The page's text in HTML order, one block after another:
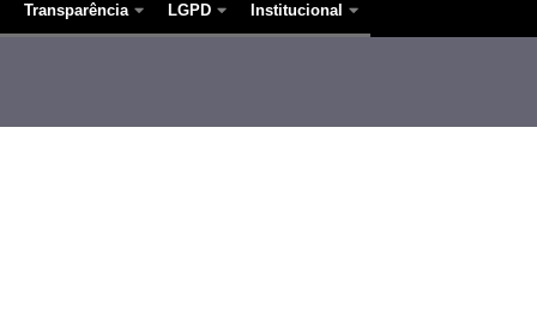
Transparência LGPD Institucional